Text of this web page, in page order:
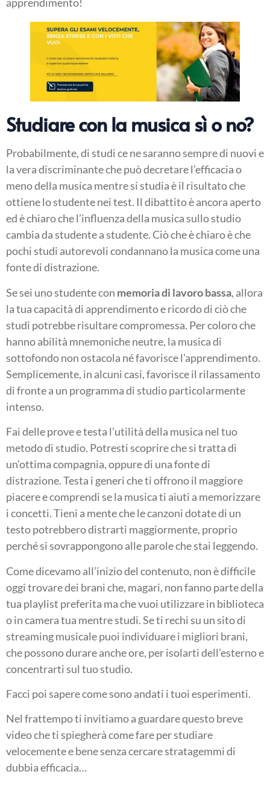
apprendimento!
Studiare con la musica sì o no?
Probabilmente, di studi ce ne saranno sempre di nuovi e
la vera discriminante che può decretare l’efficacia o
meno della musica mentre si studia è il risultato che
ottiene lo studente nei test. Il dibattito è ancora aperto
ed è chiaro che l’influenza della musica sullo studio
cambia da studente a studente. Ciò che è chiaro è che
pochi studi autorevoli condannano la musica come una
fonte di distrazione.
Se sei uno studente con memoria di lavoro bassa, allora
la tua capacità di apprendimento e ricordo di ciò che
studi potrebbe risultare compromessa. Per coloro che
hanno abilità mnemoniche neutre, la musica di
sottofondo non ostacola né favorisce l’apprendimento.
Semplicemente, in alcuni casi, favorisce il rilassamento
di fronte a un programma di studio particolarmente
intenso.
Fai delle prove e testa l’utilità della musica nel tuo
metodo di studio. Potresti scoprire che si tratta di
un’ottima compagnia, oppure di una fonte di
distrazione. Testa i generi che ti offrono il maggiore
piacere e comprendi se la musica ti aiuti a memorizzare
i concetti. Tieni a mente che le canzoni dotate di un
testo potrebbero distrarti maggiormente, proprio
perché si sovrappongono alle parole che stai leggendo.
Come dicevamo all’inizio del contenuto, non è difficile
oggi trovare dei brani che, magari, non fanno parte della
tua playlist preferita ma che vuoi utilizzare in biblioteca
o in camera tua mentre studi. Se ti rechi su un sito di
streaming musicale puoi individuare i migliori brani,
che possono durare anche ore, per isolarti dell’esterno e
concentrarti sul tuo studio.
Facci poi sapere come sono andati i tuoi esperimenti.
Nel frattempo ti invitiamo a guardare questo breve
video che ti spiegherà come fare per studiare
velocemente e bene senza cercare stratagemmi di
dubbia efficacia…